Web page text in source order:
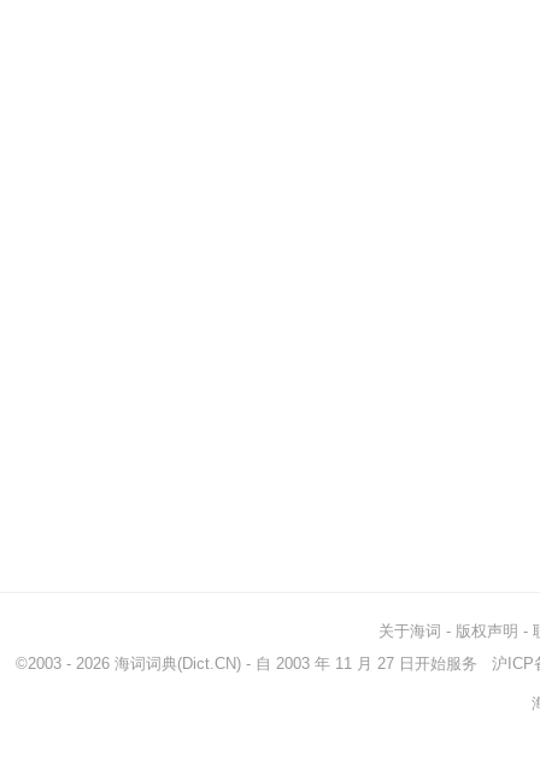
关于海词 - 版权声明 -
©2003 - 2026 海词词典(Dict.CN) - 自 2003 年 11 月 27 日开始服务 沪ICP